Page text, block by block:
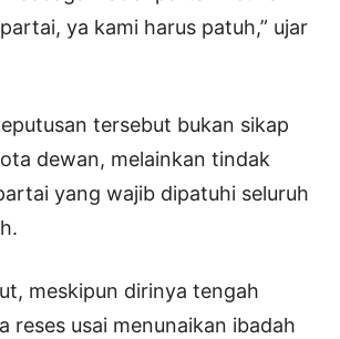
ya kami harus patuh,” ujar
tersebut bukan sikap
dewan, melainkan tindak
yang wajib dipatuhi seluruh
meskipun dirinya tengah
reses usai menunaikan ibadah